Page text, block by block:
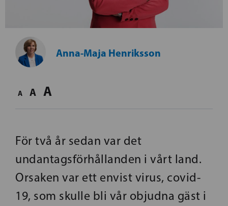
Anna-Maja Henriksson
A A A
För två år sedan var det
undantagsförhållanden i vårt land.
Orsaken var ett envist virus, covid-
19, som skulle bli vår objudna gäst i